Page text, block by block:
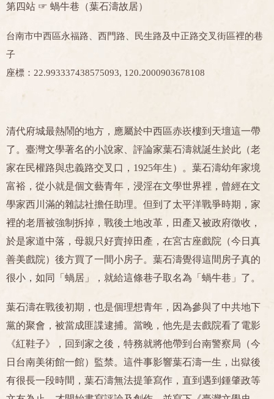
第四站 ☞ 蝸牛巷（葉石濤故居）
台南市中西區永福路、西門路、民生路及中正路交叉街區裡的巷
子
座標：22.993337438575093, 120.2000903678108
清代府城最熱鬧的地方，應屬於中西區赤崁樓到天壇這一帶
了。臺灣文學著名的小說家、評論家葉石濤就誕生於此（老
家在民權路與忠義路交叉口，1925年生）。葉石濤幼年家境
富裕，從小就是個文藝青年，浸淫在文學世界裡，曾經在文
學家西川滿的雜誌社擔任助理。但到了太平洋戰爭時期，家
裡的老厝被強制拆掉，戰後土地改革，田產又被政府徵收，
於是家道中落，母親只好賣掉田產，在宮古座戲院（今日真
善美戲院）後方買了一間小房子。葉石濤覺得這間房子真的
很小，如同「蝸居」，就給這條巷子取名為「蝸牛巷」了。
葉石濤在戰後初期，也是個理想青年，因為參與了中共地下
黨的聚會，被當成匪諜逮捕。當晚，他先是去戲院看了電影
《紅鞋子》，回到家之後，特務就將他帶到台南警察局（今
日台南美術館一館）監禁。這件事影響葉石濤一生，出獄後
有很長一段時間，葉石濤無法提筆寫作，直到遇到鍾肇政等